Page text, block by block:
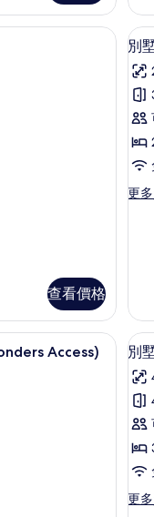
海
濱
的
所
有
相
片
2
間
臥
室,
私
人
泳
池,
海
濱
的
詳
內保險箱、書桌、遮光布/窗
查看價格
顯
示
別
墅,
3
間
臥
室,
的
所
有
相
片
別
更
更
室,
私
人
泳
池
Park
詳
情
內保險箱、書桌、遮光布/窗
Access)
顯
示
別
墅,
4
間
臥
室,
別
更
更